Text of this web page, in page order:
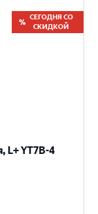
СЕГОДНЯ СО
СКИДКОЙ
L+ YT7B-4